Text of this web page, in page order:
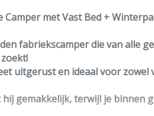
met Vast Bed +
fabriekscamper die van alle
uitgerust en ideaal voor zowel
gemakkelijk, terwijl je binnen